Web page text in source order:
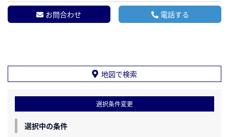
お問合わせ 電話する
地図で検索
選択条件変更
選択中の条件